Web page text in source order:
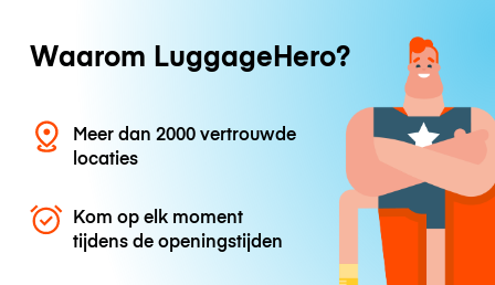
Waarom LuggageHero?
Meer dan 2000 vertrouwde
locaties
Kom op elk moment
tijdens de openingstijden